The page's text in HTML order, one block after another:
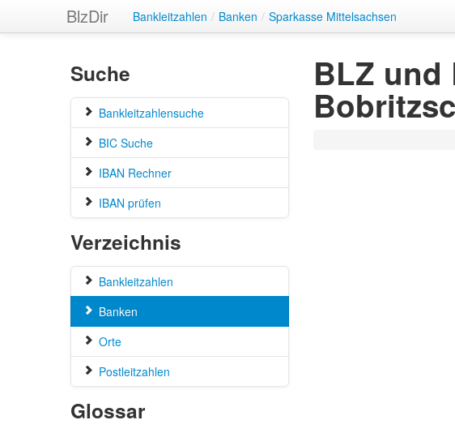
BlzDir Bankleitzahlen / Banken / Sparkasse Mittelsachsen
Suche
Bankleitzahlensuche
BIC Suche
IBAN Rechner
IBAN prüfen
Verzeichnis
Bankleitzahlen
Banken
Orte
Postleitzahlen
Glossar
BLZ und